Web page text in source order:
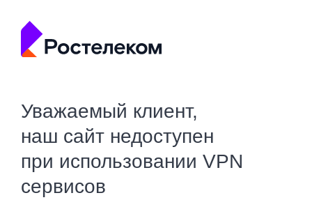
Уважаемый клиент,
наш сайт недоступен
при использовании VPN
сервисов